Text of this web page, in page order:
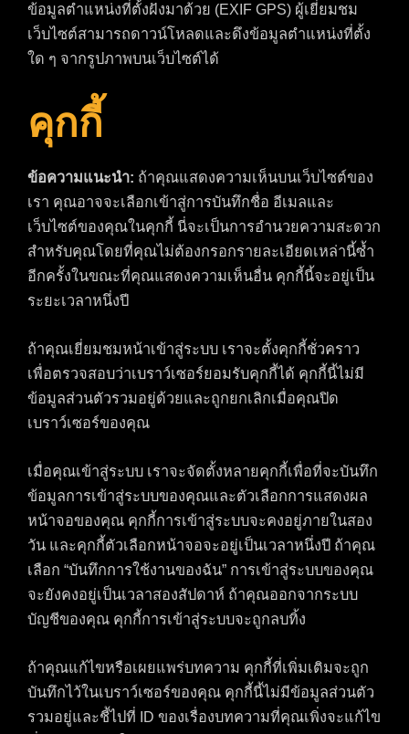
ข้อมูลตำแหน่งที่ตั้งฝังมาด้วย (EXIF GPS) ผู้เยี่ยมชม
เว็บไซต์สามารถดาวน์โหลดและดึงข้อมูลตำแหน่งที่ตั้ง
ใด ๆ จากรูปภาพบนเว็บไซต์ได้
คุกกี้
ข้อความแนะนำ: ถ้าคุณแสดงความเห็นบนเว็บไซต์ของ
เรา คุณอาจจะเลือกเข้าสู่การบันทึกชื่อ อีเมลและ
เว็บไซต์ของคุณในคุกกี้ นี่จะเป็นการอำนวยความสะดวก
สำหรับคุณโดยที่คุณไม่ต้องกรอกรายละเอียดเหล่านี้ซ้ำ
อีกครั้งในขณะที่คุณแสดงความเห็นอื่น คุกกี้นี้จะอยู่เป็น
ระยะเวลาหนึ่งปี
ถ้าคุณเยี่ยมชมหน้าเข้าสู่ระบบ เราจะตั้งคุกกี้ชั่วคราว
เพื่อตรวจสอบว่าเบราว์เซอร์ยอมรับคุกกี้ได้ คุกกี้นี้ไม่มี
ข้อมูลส่วนตัวรวมอยู่ด้วยและถูกยกเลิกเมื่อคุณปิด
เบราว์เซอร์ของคุณ
เมื่อคุณเข้าสู่ระบบ เราจะจัดตั้งหลายคุกกี้เพื่อที่จะบันทึก
ข้อมูลการเข้าสู่ระบบของคุณและตัวเลือกการแสดงผล
หน้าจอของคุณ คุกกี้การเข้าสู่ระบบจะคงอยู่ภายในสอง
วัน และคุกกี้ตัวเลือกหน้าจอจะอยู่เป็นเวลาหนึ่งปี ถ้าคุณ
เลือก “บันทึกการใช้งานของฉัน” การเข้าสู่ระบบของคุณ
จะยังคงอยู่เป็นเวลาสองสัปดาห์ ถ้าคุณออกจากระบบ
บัญชีของคุณ คุกกี้การเข้าสู่ระบบจะถูกลบทิ้ง
ถ้าคุณแก้ไขหรือเผยแพร่บทความ คุกกี้ที่เพิ่มเติมจะถูก
บันทึกไว้ในเบราว์เซอร์ของคุณ คุกกี้นี้ไม่มีข้อมูลส่วนตัว
รวมอยู่และชี้ไปที่ ID ของเรื่องบทความที่คุณเพิ่งจะแก้ไข